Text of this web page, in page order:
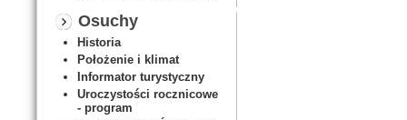
Osuchy
Historia
Położenie i klimat
Informator turystyczny
Uroczystości rocznicowe
- program